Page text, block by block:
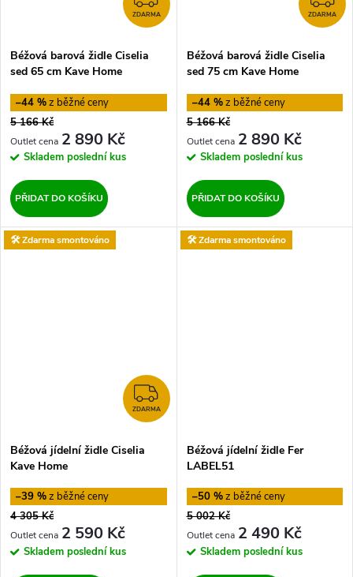
ZDARMA
Béžová barová židle Ciselia
sed 65 cm Kave Home
–44 %
5 166 Kč
2 890 Kč
Skladem poslední kus
PŘIDAT DO KOŠÍKU
ZDARMA
Béžová barová židle Ciselia
sed 75 cm Kave Home
–44 %
5 166 Kč
2 890 Kč
Skladem poslední kus
PŘIDAT DO KOŠÍKU
🛠️ Zdarma smontováno
ZDARMA
ZDARMA
Béžová jídelní židle Ciselia
Kave Home
–39 %
4 305 Kč
2 590 Kč
Skladem poslední kus
🛠️ Zdarma smontováno
Béžová jídelní židle Fer
LABEL51
–50 %
5 002 Kč
2 490 Kč
Skladem poslední kus